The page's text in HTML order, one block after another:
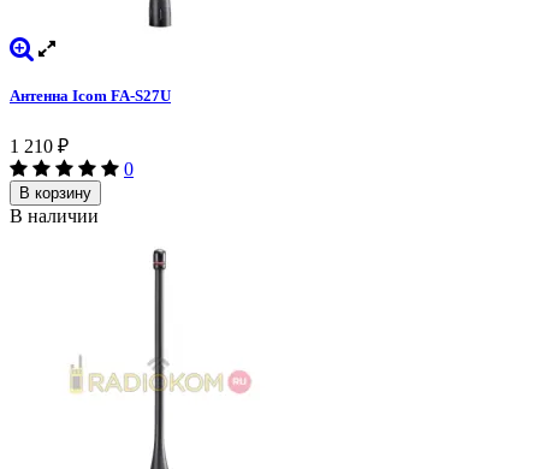
Антенна Icom FA-S27U
1 210 ₽
0
В корзину
В наличии